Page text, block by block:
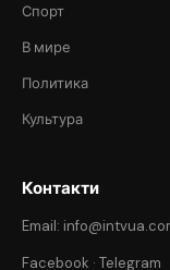
Спорт
В мире
Политика
Культура
Контакти
Email:
Facebook · Telegram